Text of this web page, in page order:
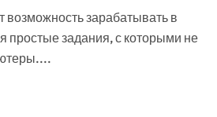
простые задания, с которыми не